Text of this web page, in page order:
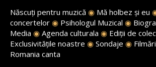
Născuți pentru muzică ◉ Mă holbez și eu
concertelor ◉ Psihologul Muzical ◉
Media ◉ Agenda culturala ◉ Ediții de
Exclusivitățile noastre ◉ Sondaje ◉
Romania canta